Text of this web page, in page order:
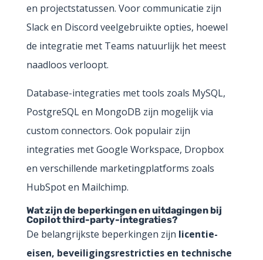
en projectstatussen. Voor communicatie zijn
Slack en Discord veelgebruikte opties, hoewel
de integratie met Teams natuurlijk het meest
naadloos verloopt.
Database-integraties met tools zoals MySQL,
PostgreSQL en MongoDB zijn mogelijk via
custom connectors. Ook populair zijn
integraties met Google Workspace, Dropbox
en verschillende marketingplatforms zoals
HubSpot en Mailchimp.
Wat zijn de beperkingen en uitdagingen bij
Copilot third-party-integraties?
De belangrijkste beperkingen zijn licentie-
eisen, beveiligingsrestricties en technische